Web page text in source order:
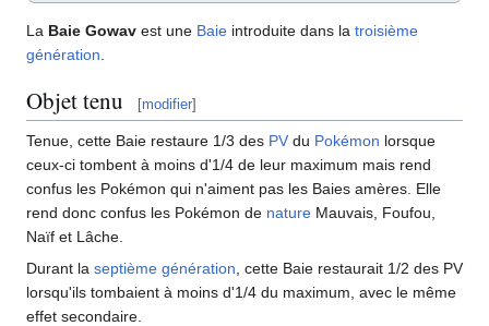
La Baie Gowav est une Baie introduite dans la troisième
génération
Objet tenu [modifier]
Tenue, cette Baie restaure 1/3 des PV du Pokémon lorsque
ceux-ci tombent à moins d'1/4 de leur maximum mais rend
confus les Pokémon qui n'aiment pas les Baies amères. Elle
rend donc confus les Pokémon de nature Mauvais, Foufou,
Naïf et Lâche.
Durant la septième génération , cette Baie restaurait 1/2 des PV
lorsqu'ils tombaient à moins d'1/4 du maximum, avec le même
effet secondaire.